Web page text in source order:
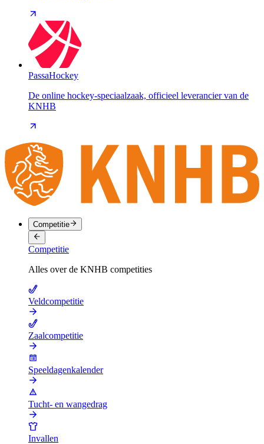
PassaHockey
De online hockey-speciaalzaak, officieel leverancier van de
KNHB
Competitie
Competitie
Alles over de KNHB competities
Veldcompetitie
Zaalcompetitie
Speeldagenkalender
Tucht- en wangedrag
Invallen